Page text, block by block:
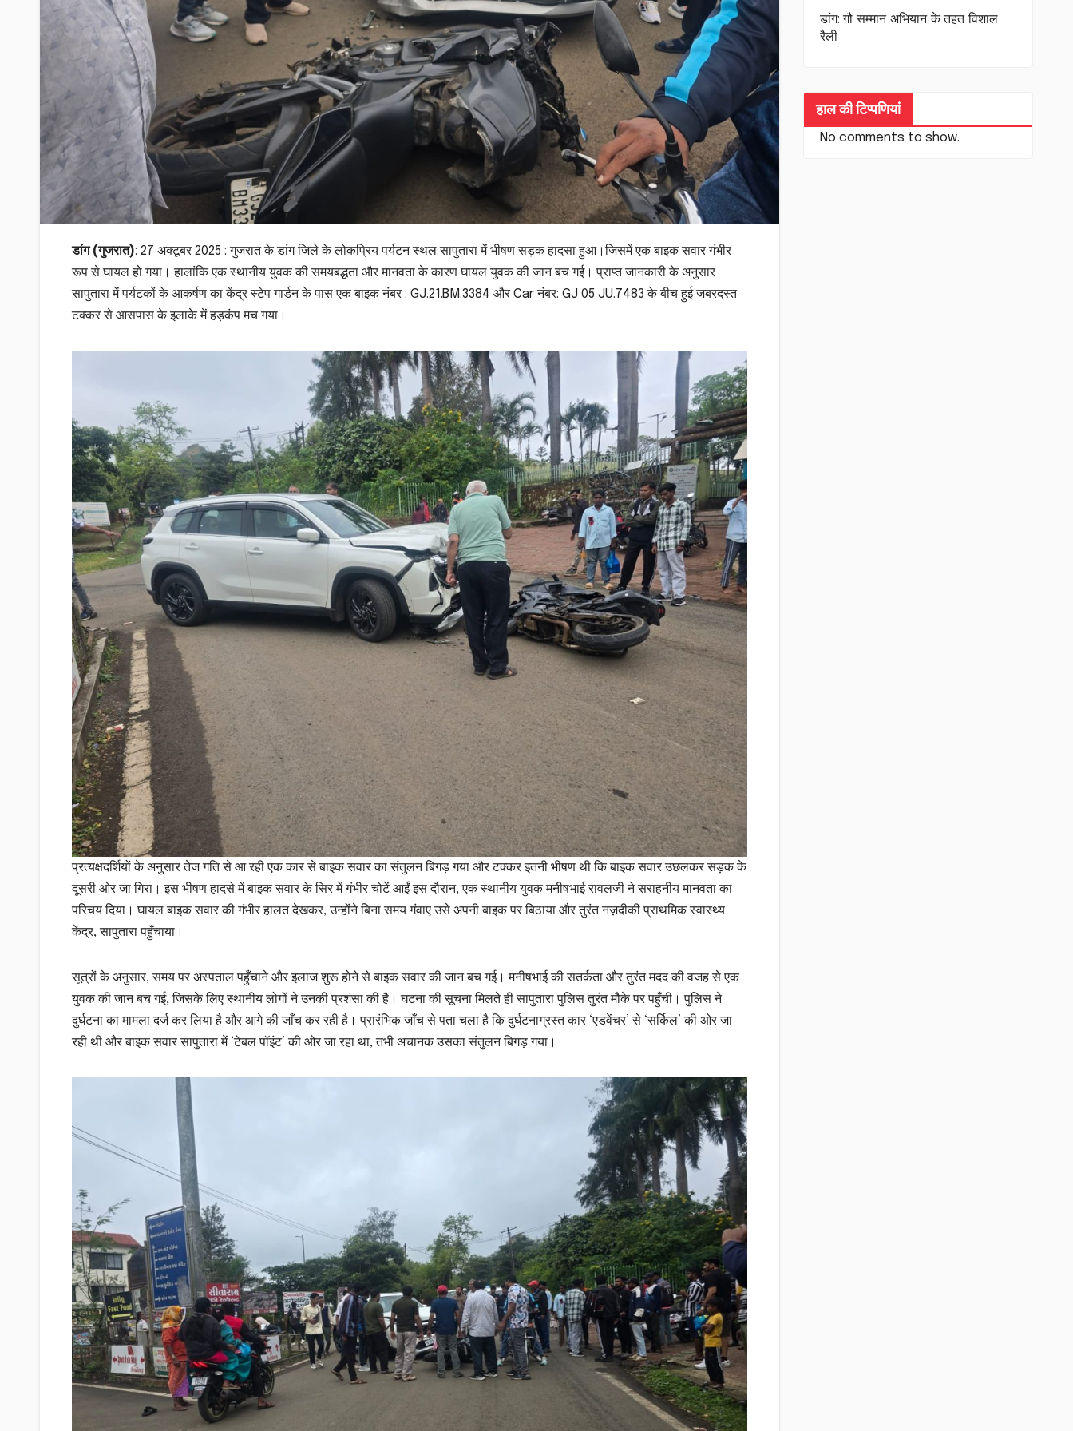
डांग (गुजरात): 27 अक्टूबर 2025 : गुजरात के डांग जिले के लोकप्रिय पर्यटन स्थल सापुतारा में भीषण सड़क हादसा हुआ।जिसमें एक बाइक सवार गंभीर
रूप से घायल हो गया। हालांकि एक स्थानीय युवक की समयबद्धता और मानवता के कारण घायल युवक की जान बच गई। प्राप्त जानकारी के अनुसार
सापुतारा में पर्यटकों के आकर्षण का केंद्र स्टेप गार्डन के पास एक बाइक नंबर : GJ.21.BM.3384 और Car नंबर: GJ 05 JU.7483 के बीच हुई जबरदस्त
टक्कर से आसपास के इलाके में हड़कंप मच गया।
प्रत्यक्षदर्शियों के अनुसार तेज गति से आ रही एक कार से बाइक सवार का संतुलन बिगड़ गया और टक्कर इतनी भीषण थी कि बाइक सवार उछलकर सड़क के
दूसरी ओर जा गिरा। इस भीषण हादसे में बाइक सवार के सिर में गंभीर चोटें आईं इस दौरान, एक स्थानीय युवक मनीषभाई रावलजी ने सराहनीय मानवता का
परिचय दिया। घायल बाइक सवार की गंभीर हालत देखकर, उन्होंने बिना समय गंवाए उसे अपनी बाइक पर बिठाया और तुरंत नज़दीकी प्राथमिक स्वास्थ्य
केंद्र, सापुतारा पहुँचाया।
सूत्रों के अनुसार, समय पर अस्पताल पहुँचाने और इलाज शुरू होने से बाइक सवार की जान बच गई। मनीषभाई की सतर्कता और तुरंत मदद की वजह से एक
युवक की जान बच गई, जिसके लिए स्थानीय लोगों ने उनकी प्रशंसा की है। घटना की सूचना मिलते ही सापुतारा पुलिस तुरंत मौके पर पहुँची। पुलिस ने
दुर्घटना का मामला दर्ज कर लिया है और आगे की जाँच कर रही है। प्रारंभिक जाँच से पता चला है कि दुर्घटनाग्रस्त कार ‘एडवेंचर’ से ‘सर्किल’ की ओर जा
रही थी और बाइक सवार सापुतारा में ‘टेबल पॉइंट’ की ओर जा रहा था, तभी अचानक उसका संतुलन बिगड़ गया।
डांग: गौ सम्मान अभियान के तहत विशाल
रैली
हाल की टिप्पणियां
No comments to show.